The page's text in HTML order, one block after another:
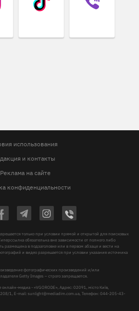
использования
и контакты
Реклама на сайте
конфиденциальности
только при условии прямой и открытой для поисковых
обязательна вне зависимости от полного либо
размещена в подзаголовке или в первом абзаце и вести на
и видео разрешается при условии указания источника
фотографических произведений и/или
Getty Images – строго запрещается.
медиа - «VGORODE», Адрес: 02091, місто Київ,
1, E-mail:sunlight@mediadim.com.ua, Телефон: 044-205-43-